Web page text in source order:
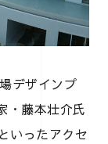
デザインプ
・藤本壮介氏
いったアクセ